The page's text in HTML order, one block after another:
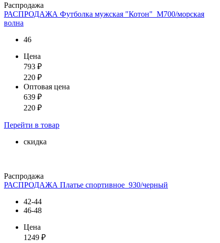
Распродажа
РАСПРОДАЖА Футболка мужская "Котон"_М700/морская
волна
46
Цена
793 ₽
220 ₽
Оптовая цена
639 ₽
220 ₽
Перейти в товар
скидка
Распродажа
РАСПРОДАЖА Платье спортивное_930/черный
42-44
46-48
Цена
1249 ₽